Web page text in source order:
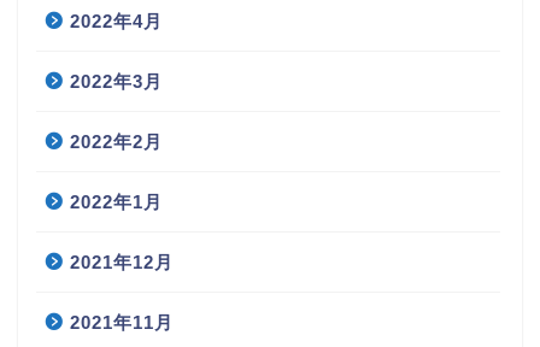
2022年4月
2022年3月
2022年2月
2022年1月
2021年12月
2021年11月